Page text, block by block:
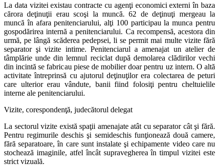
La data vizitei existau contracte cu agenţi economici externi în baza
cărora deţinuţii erau scoşi la muncă. 62 de deţinuţi mergeau la
muncă în afara penitenciarului, alţi 100 participau la munca pentru
gospodărirea internă a penitenciarului. Ca recompensă, acestora din
urmă, pe lângă scăderea pedepsei, li se permit mai multe vizite fără
separator şi vizite intime. Penitenciarul a amenajat un atelier de
tâmplărie unde din lemnul reciclat după demolarea clădirilor vechi
din incintă se fabricau piese de mobilier doar pentru uz intern. O altă
activitate întreprinsă cu ajutorul deţinuţilor era colectarea de peturi
care ulterior erau vândute, banii fiind folosiţi pentru cheltuielile
interne ale penitenciarului.
Vizite, corespondenţă, judecătorul delegat
La sectorul vizite există spaţii amenajate atât cu separator cât şi fără.
Pentru regimurile deschis şi semideschis funţionează două camere,
fără separatoare, în care sunt instalate şi echipamente video care nu
stochează imaginile, atfel încât supravegherea în timpul vizitei este
strict vizuală.